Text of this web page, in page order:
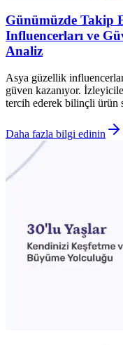
Günümüzde Takip
Influencerları ve
Analiz
Asya güzellik
güven kazanıyor.
tercih ederek bilinçli ürün
Daha fazla bilgi edinin